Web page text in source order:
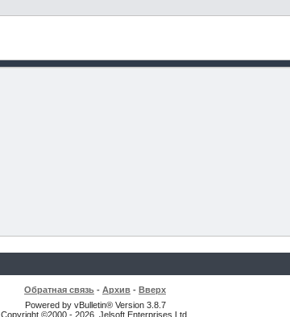
Обратная связь - Архив - Вверх
Powered by vBulletin® Version 3.8.7
Copyright ©2000 - 2026, Jelsoft Enterprises Ltd.